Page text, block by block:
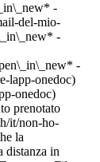
-
del-mio-
-
-
lapp-onedoc)
onedoc)
amavita-zug) ![Badge che indica un profilo verificato](https://www.onedoc.ch/assets/images/icons/checkmark.svg) Farmacia Bundesplatz 10 6300 Zugo ![Icona paziente con segno più che indica che il professionista accetta nuovi pazienti](https://www.onedoc.ch/assets/images/icons/new-patients.svg)Accetta nuovi pazienti [Prenota un appuntamento](https://www.onedoc.ch/it/farmacia/zugo/e2fr/amavita-zug) [![Metalli Apotheke, farmacia a Zugo](https://assets.onedoc.ch/images/entities/7774aef0376be1b05115d21d6defbbde52733276ffac5cb41828ae5515216c8c-small.png "Metalli Apotheke, farmacia a Zugo")](ht